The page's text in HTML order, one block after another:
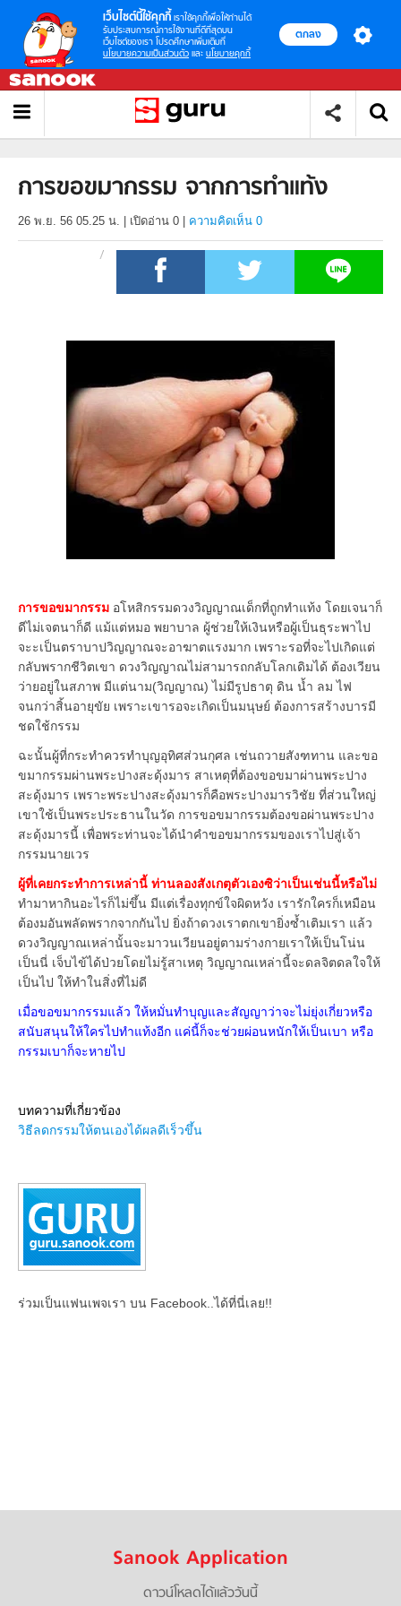
เว็บไซต์นี้ใช้คุกกี้ เราใช้คุกกี้เพื่อให้ท่านได้
รับประสบการณ์การใช้งานที่ดีที่สุดบน
เว็บไซต์ของเรา โปรดศึกษาเพิ่มเติมที่
นโยบายความเป็นส่วนตัว และ นโยบายคุกกี้
ตกลง
การขอขมากรรม จากการทำแท้ง
26 พ.ย. 56 05.25 น. เปิดอ่าน 0 ความคิดเห็น 0
การขอขมากรรม อโหสิกรรมดวงวิญญาณเด็กที่ถูกทำแท้ง โดยเจนาก็
ดีไม่เจตนาก็ดี แม้แต่หมอ พยาบาล ผู้ช่วยให้เงินหรือผู้เป็นธุระพาไป
จะะเป็นตราบาปวิญญาณจะอาฆาตแรงมาก เพราะรอที่จะไปเกิดแต่
กลับพรากชีวิตเขา ดวงวิญญาณไม่สามารถกลับโลกเดิมได้ ต้องเวียน
ว่ายอยู่ในสภาพ มีแต่นาม(วิญญาณ) ไม่มีรูปธาตุ ดิน น้ำ ลม ไฟ
จนกว่าสิ้นอายุขัย เพราะเขารอจะเกิดเป็นมนุษย์ ต้องการสร้างบารมี
ชดใช้กรรม
ฉะนั้นผู้ที่กระทำควรทำบุญอุทิศส่วนกุศล เช่นถวายสังฑทาน และขอ
ขมากรรมผ่านพระปางสะดุ้งมาร สาเหตุที่ต้องขอขมาผ่านพระปาง
สะดุ้งมาร เพราะพระปางสะดุ้งมารก็คือพระปางมารวิชัย ที่ส่วนใหญ่
เขาใช้เป็นพระประธานในวัด การขอขมากรรมต้องขอผ่านพระปาง
สะดุ้งมารนี้ เพื่อพระท่านจะได้นำคำขอขมากรรมของเราไปสู่เจ้า
กรรมนายเวร
ผู้ที่เคยกระทำการเหล่านี้ ท่านลองสังเกตุตัวเองซิว่าเป็นเช่นนี้หรือไม่
ทำมาหากินอะไรก็ไม่ขึ้น มีแต่เรื่องทุกข์ใจผิดหวัง เรารักใครก็เหมือน
ต้องมอันพลัดพรากจากกันไป ยิ่งถ้าดวงเราตกเขายิ่งซ้ำเติมเรา แล้ว
ดวงวิญญาณเหล่านั้นจะมาวนเวียนอยู่ตามร่างกายเราให้เป็นโน่น
เป็นนี่ เจ็บไข้ได้ป่วยโดยไม่รู้สาเหตุ วิญญาณเหล่านี้จะดลจิตดลใจให้
เป็นไป ให้ทำในสิ่งที่ไม่ดี
เมื่อขอขมากรรมแล้ว ให้หมั่นทำบุญและสัญญาว่าจะไม่ยุ่งเกี่ยวหรือ
สนับสนุนให้ใครไปทำแท้งอีก แค่นี้ก็จะช่วยผ่อนหนักให้เป็นเบา หรือ
กรรมเบาก็จะหายไป
บทความที่เกี่ยวข้อง
วิธีลดกรรมให้ตนเองได้ผลดีเร็วขึ้น
ร่วมเป็นแฟนเพจเรา บน Facebook..ได้ที่นี่เลย!!
Sanook Application
ดาวน์โหลดได้แล้ววันนี้